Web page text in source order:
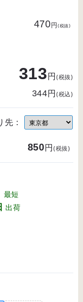
470円(税抜)
313円(税抜)
344円(税込)
先：
850円(税抜)
最短
出荷